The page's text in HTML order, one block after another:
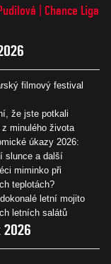
Chance Liga
filmový festival
že jste potkali
z minulého života
úkazy 2026:
slunce a další
miminko při
teplotách?
letní mojito
letních salátů